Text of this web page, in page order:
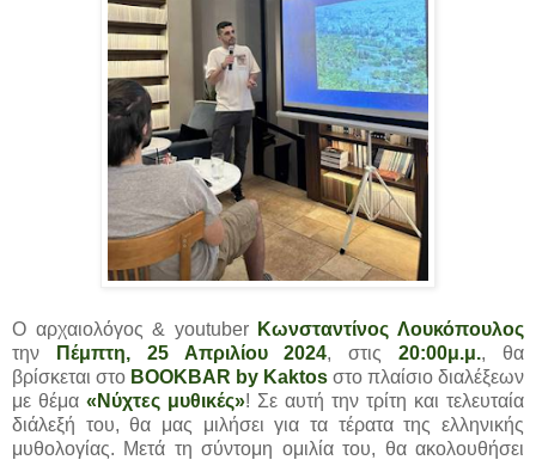
Ο αρχαιολόγος & youtuber Κωνσταντίνος Λουκόπουλος
την
Πέμπτη, 25 Απριλίου 2024, στις20:00μ.μ., θα
βρίσκεται στο BOOKBAR by Kaktos στο πλαίσιο διαλέξεων
με θέμα «Νύχτες μυθικές»! Σε αυτή την τρίτη και τελευταία
διάλεξή του, θα μας μιλήσει για τα τέρατα της ελληνικής
μυθολογίας. Μετά τη σύντομη ομιλία του, θα ακολουθήσει